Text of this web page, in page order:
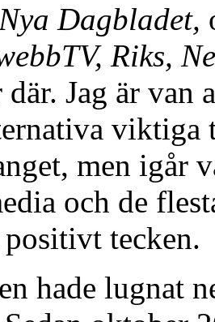
Dagbladet,
Riks,
Jag är van
men igår
och de
tecken.
hade lugnat